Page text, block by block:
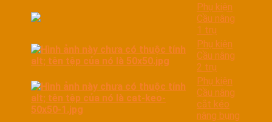
Phụ kiện
Cầu nâng
1 trụ
Phụ kiện
Cầu nâng
2 trụ
Phụ kiện
Cầu nâng
cắt kéo
nâng bụng